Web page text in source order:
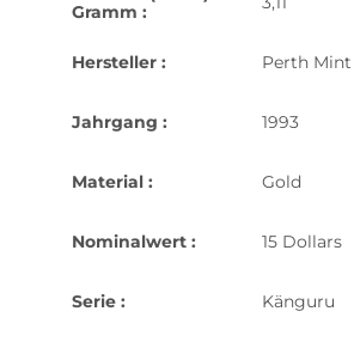
Gramm :
Hersteller : Perth Mint
Jahrgang : 1993
Material : Gold
Nominalwert : 15 Dollars
Serie : Känguru